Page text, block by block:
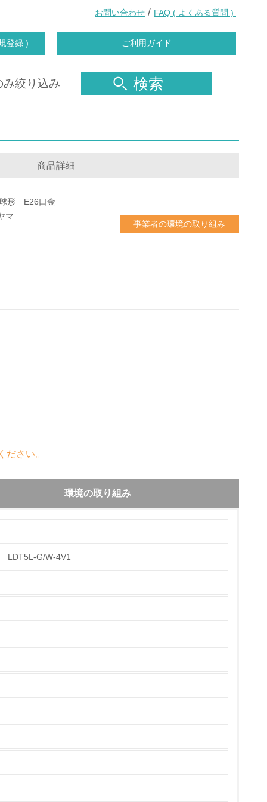
お問い合わせ / FAQ ( よくある質問 )
登録 ) ご利用ガイド
み絞り込み 検索
商品詳細
形 E26口金
マ
事業者の環境の取り組み
さい。
環境の取り組み
る
LDT5L-G/W-4V1